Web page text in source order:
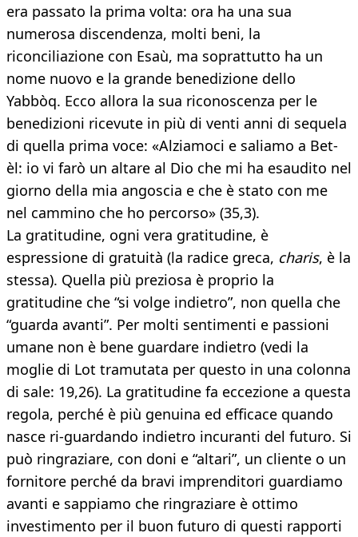
era passato la prima volta: ora ha una sua
numerosa discendenza, molti beni, la
riconciliazione con Esaù, ma soprattutto ha un
nome nuovo e la grande benedizione dello
Yabbòq. Ecco allora la sua riconoscenza per le
benedizioni ricevute in più di venti anni di sequela
di quella prima voce: «Alziamoci e saliamo a Bet-
èl: io vi farò un altare al Dio che mi ha esaudito nel
giorno della mia angoscia e che è stato con me
nel cammino che ho percorso» (35,3).
La gratitudine, ogni vera gratitudine, è
espressione di gratuità (la radice greca, charis, è la
stessa). Quella più preziosa è proprio la
gratitudine che “si volge indietro”, non quella che
“guarda avanti”. Per molti sentimenti e passioni
umane non è bene guardare indietro (vedi la
moglie di Lot tramutata per questo in una colonna
di sale: 19,26). La gratitudine fa eccezione a questa
regola, perché è più genuina ed efficace quando
nasce ri-guardando indietro incuranti del futuro. Si
può ringraziare, con doni e “altari”, un cliente o un
fornitore perché da bravi imprenditori guardiamo
avanti e sappiamo che ringraziare è ottimo
investimento per il buon futuro di questi rapporti